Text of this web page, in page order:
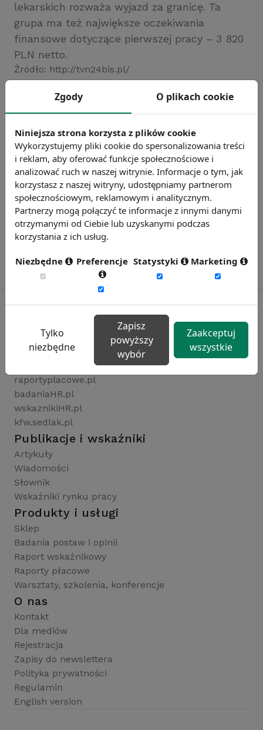
lekarskich rozważa wyjazd za granicę. Ta
grupa ma też największe oczekiwania
finansowe dotyczące pierwszej pracy – 3 820
PLN netto.
Źródło: http://tvn24bis.pl/
Chcesz wiedzieć więcej?
Zobacz więcej wiadomości
Rynekpracy.pl
sedlak.pl
raportyplacowe.pl
badaniaHR.pl
wskaznikiHR.pl
kfw.sedlak.pl
Publikacje i wskaźniki
Artykuły
Wiadomości
Słownik
Wskaźniki rynku pracy
Produkty i usługi
Sklep
Badania postaw i opinii
Raport wskaźnikowy
Raporty płacowe
Warsztaty, szkolenia, konferencje
O nas
Kontakt
Dla mediów
Rejestracja
Zapisy do newslettera
Polityka prywatności
Regulamin
English version
Zgody O plikach cookie
Niniejsza strona korzysta z plików cookie
Wykorzystujemy pliki cookie do spersonalizowania treści
i reklam, aby oferować funkcje społecznościowe i
analizować ruch w naszej witrynie. Informacje o tym, jak
korzystasz z naszej witryny, udostępniamy partnerom
społecznościowym, reklamowym i analitycznym.
Partnerzy mogą połączyć te informacje z innymi danymi
otrzymanymi od Ciebie lub uzyskanymi podczas
korzystania z ich usług.
Niezbędne Preferencje Statystyki Marketing
Tylko
niezbędne
Zapisz
powyższy
wybór
Zaakceptuj
wszystkie